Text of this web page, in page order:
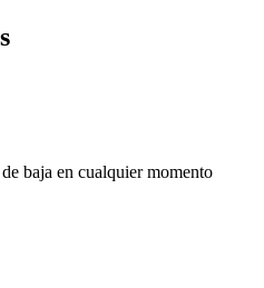
baja en cualquier momento